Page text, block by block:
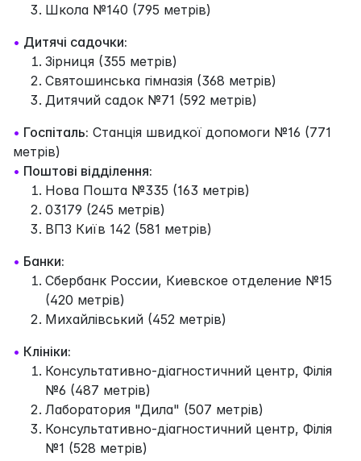
Школа №140 (795 метрів)
• Дитячі садочки:
Зірниця (355 метрів)
Святошинська гімназія (368 метрів)
Дитячий садок №71 (592 метрів)
• Госпіталь: Станція швидкої допомоги №16 (771
метрів)
• Поштові відділення:
Нова Пошта №335 (163 метрів)
03179 (245 метрів)
ВПЗ Київ 142 (581 метрів)
• Банки:
Сбербанк России, Киевское отделение №15
(420 метрів)
Михайлiвський (452 метрів)
• Клініки:
Консультативно-діагностичний центр, Філія
№6 (487 метрів)
Лаборатория "Дила" (507 метрів)
Консультативно-діагностичний центр, Філія
№1 (528 метрів)